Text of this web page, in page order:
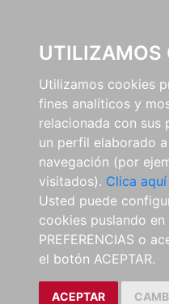
UTILIZAMOS
Utilizamos cookies
fines analíticos y
relacionada con sus
un perfil elaborado
navegación (por
visitados). Clica
Usted puede
cookies puslando
PREFERENCIAS o
el botón ACEPTAR.
ACEPTAR